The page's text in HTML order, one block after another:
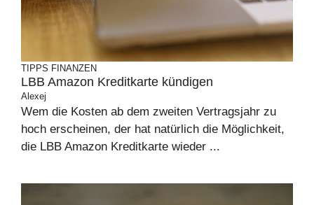
TIPPS FINANZEN
LBB Amazon Kreditkarte kündigen
Alexej
Wem die Kosten ab dem zweiten Vertragsjahr zu
hoch erscheinen, der hat natürlich die Möglichkeit,
die LBB Amazon Kreditkarte wieder ...